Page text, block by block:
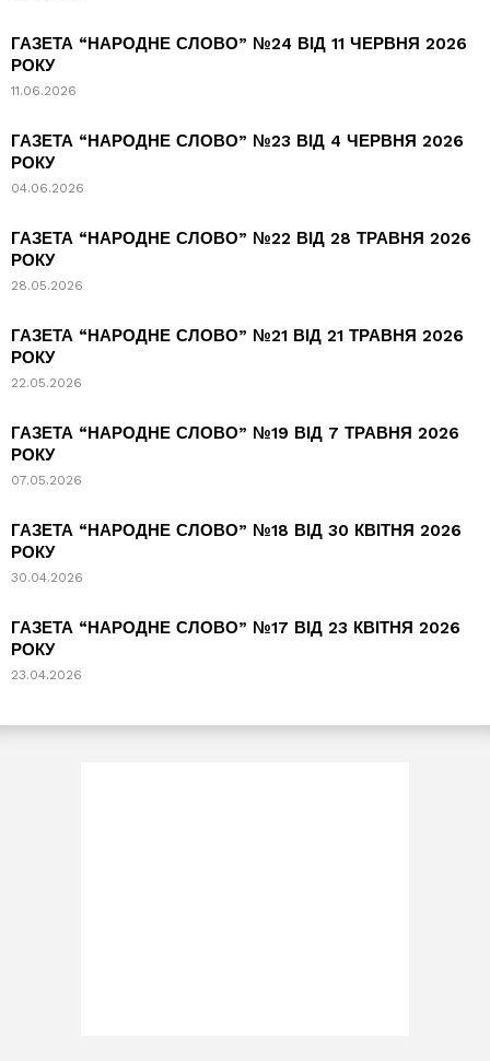
ГАЗЕТА “НАРОДНЕ СЛОВО” №24 ВІД 11 ЧЕРВНЯ 2026
РОКУ
11.06.2026
ГАЗЕТА “НАРОДНЕ СЛОВО” №23 ВІД 4 ЧЕРВНЯ 2026
РОКУ
04.06.2026
ГАЗЕТА “НАРОДНЕ СЛОВО” №22 ВІД 28 ТРАВНЯ 2026
РОКУ
28.05.2026
ГАЗЕТА “НАРОДНЕ СЛОВО” №21 ВІД 21 ТРАВНЯ 2026
РОКУ
22.05.2026
ГАЗЕТА “НАРОДНЕ СЛОВО” №19 ВІД 7 ТРАВНЯ 2026
РОКУ
07.05.2026
ГАЗЕТА “НАРОДНЕ СЛОВО” №18 ВІД 30 КВІТНЯ 2026
РОКУ
30.04.2026
ГАЗЕТА “НАРОДНЕ СЛОВО” №17 ВІД 23 КВІТНЯ 2026
РОКУ
23.04.2026